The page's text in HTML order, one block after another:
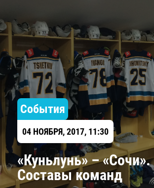
События
04 НОЯБРЯ, 2017, 11:30
«Куньлунь» – «Сочи».
Составы команд